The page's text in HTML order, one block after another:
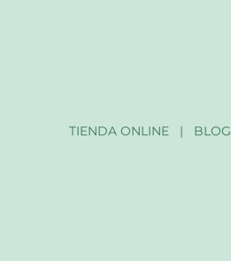
TIENDA ONLINE| BLOG